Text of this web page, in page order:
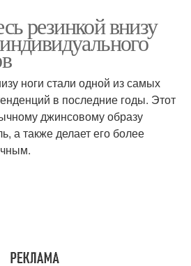
резинкой внизу
ноги стали одной из самых
в последние годы. Этот
джинсовому образу
а также делает его более